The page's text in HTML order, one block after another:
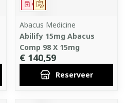
Op voorschrift
Geneesmiddel
Abacus Medicine
Abilify 15mg Abacus
Comp 98 X 15mg
€ 140,59
Reserveer